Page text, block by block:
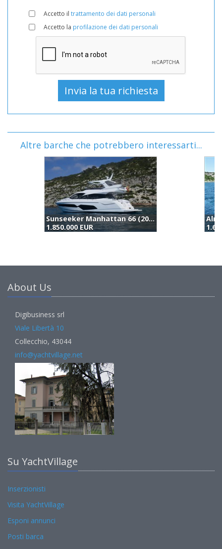
Accetto il trattamento dei dati personali
Accetto la profilazione dei dati personali
Altre barche che potrebbero interessarti...
Almtrawler Delfino 65 (2015)
1.650.000 EUR
About Us
Digibusiness srl
Viale Libertà 10
Collecchio, 43044
info@yachtvillage.net
Su YachtVillage
Inserzionisti
Visita YachtVillage
Esponi annunci
Posti barca